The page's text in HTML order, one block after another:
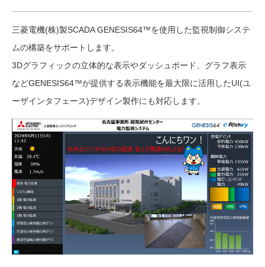
三菱電機(株)製SCADA GENESIS64™を使用した監視制御システ
ムの構築をサポートします。
3Dグラフィックの立体的な表示やダッシュボード、グラフ表示
などGENESIS64™が提供する表示機能を最大限に活用したUI(ユ
ーザインタフェース)デザイン製作にも対応します。